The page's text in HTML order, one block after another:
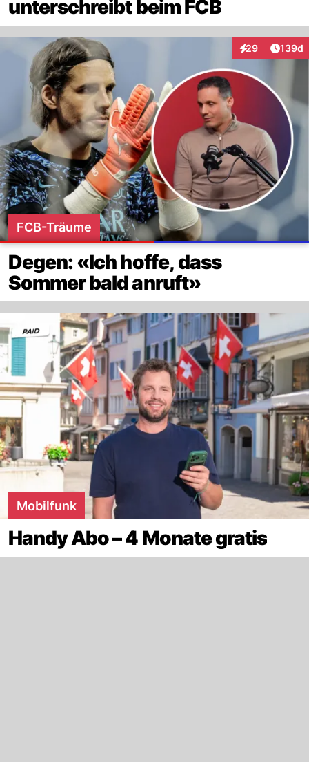
unterschreibt beim FCB
29
Interaktionen
139d
FCB-Träume
Degen: «Ich hoffe, dass
Sommer bald anruft»
Mobilfunk
Handy Abo – 4 Monate gratis